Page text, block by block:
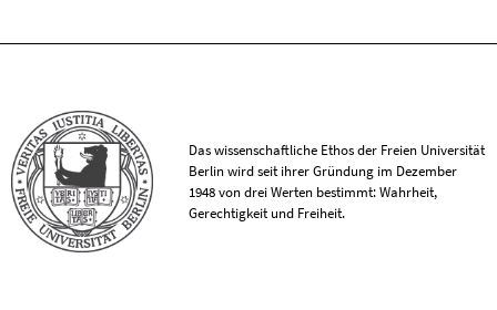
Das wissenschaftliche Ethos der Freien Universität
Berlin wird seit ihrer Gründung im Dezember
1948 von drei Werten bestimmt: Wahrheit,
Gerechtigkeit und Freiheit.